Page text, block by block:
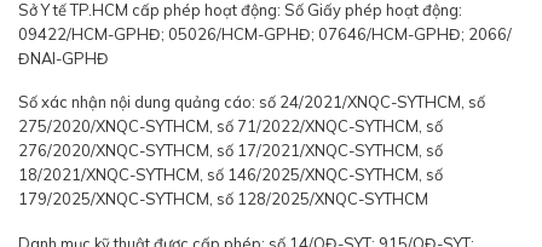
Sở Y tế TP.HCM cấp phép hoạt động: Số Giấy phép hoạt động:
09422/HCM-GPHĐ; 05026/HCM-GPHĐ; 07646/HCM-GPHĐ; 2066/
ĐNAI-GPHĐ
Số xác nhận nội dung quảng cáo: số 24/2021/XNQC-SYTHCM, số
275/2020/XNQC-SYTHCM, số 71/2022/XNQC-SYTHCM, số
276/2020/XNQC-SYTHCM, số 17/2021/XNQC-SYTHCM, số
18/2021/XNQC-SYTHCM, số 146/2025/XNQC-SYTHCM, số
179/2025/XNQC-SYTHCM, số 128/2025/XNQC-SYTHCM